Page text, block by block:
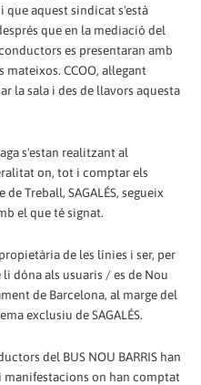
que aquest sindicat s'està
que en la mediació del
es presentaran amb
CCOO, al·legant
la sala i des de llavors aquesta
s'estan realitzant al
on, tot i comptar els
Treball, SAGALÉS, segueix
el que té signat.
de les línies i ser, per
dóna als usuaris / es de Nou
de Barcelona, ​​al marge del
exclusiu de SAGALÉS.
del BUS NOU BARRIS han
on han comptat